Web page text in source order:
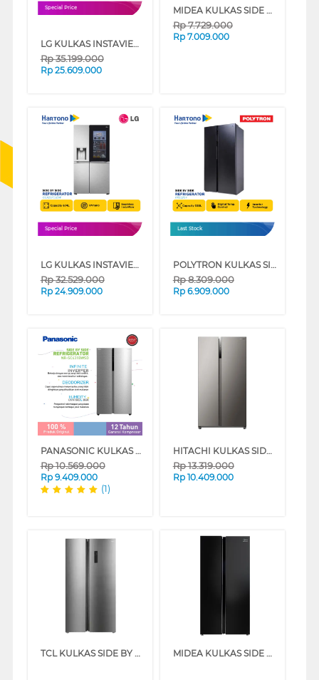
Special Price
LG KULKAS INSTAVIEW SIDE BY SIDE REFRIGERATOR GCX257CQEW
Rp35.199.000
Rp 25.609.000
MIDEA KULKAS SIDE BY SIDE REFRIGERATOR MDRS710FGF02ID
Rp7.729.000
Rp 7.009.000
Special Price
LG KULKAS INSTAVIEW SIDE BY SIDE REFRIGERATOR GCX257CSEW
Rp32.529.000
Rp 24.909.000
Last Stock
POLYTRON KULKAS SIDE BY SIDE REFRIGERATOR PRS520Y
Rp8.309.000
Rp 6.909.000
PANASONIC KULKAS SIDE BY SIDE REFRIGERATOR NRSC631BWSD
Rp10.569.000
Rp 9.409.000
(1)
HITACHI KULKAS SIDE BY SIDE REFRIGERATOR HRSN9552DXID
Rp13.319.000
Rp 10.409.000
TCL KULKAS SIDE BY SIDE REFRIGERATOR P650SBS MIDEA KULKAS SIDE BY SIDE REFRIGERATOR MDRS715FGF30ID